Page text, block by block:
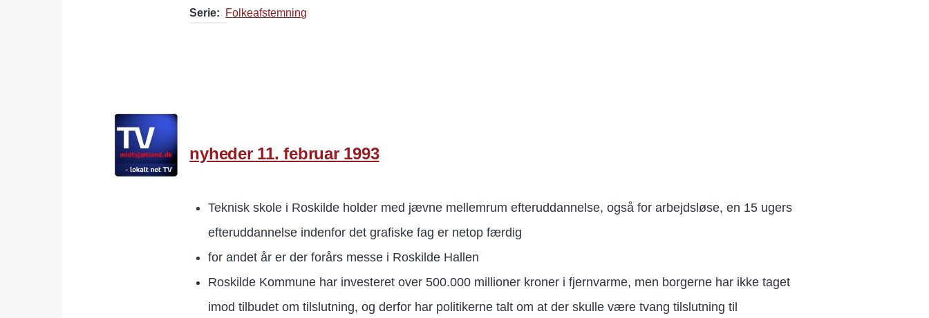
Serie Folkeafstemning
nyheder 11. februar 1993
Teknisk skole i Roskilde holder med jævne mellemrum efteruddannelse, også for arbejdsløse, en 15 ugers
efteruddannelse indenfor det grafiske fag er netop færdig
for andet år er der forårs messe i Roskilde Hallen
Roskilde Kommune har investeret over 500.000 millioner kroner i fjernvarme, men borgerne har ikke taget
imod tilbudet om tilslutning, og derfor har politikerne talt om at der skulle være tvang tilslutning til